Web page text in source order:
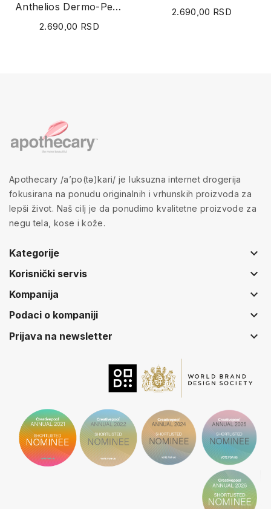
Anthelios Dermo-Pediatrics Invisible Spray...
2.690,00 RSD
2.690,00 RSD
Apothecary /a’po(tə)kari/ je luksuzna internet drogerija
fokusirana na ponudu originalnih i vrhunskih proizvoda za
lepši život. Naš cilj je da ponudimo kvalitetne proizvode za
negu tela, kose i kože.
Kategorije keyboard_arrow_down
Korisnički servis keyboard_arrow_down
Kompanija keyboard_arrow_down
Podaci o kompaniji keyboard_arrow_down
Prijava na newsletter keyboard_arrow_down